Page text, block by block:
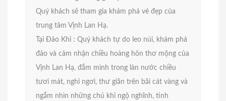
Quý khách sẽ tham gia khám phá vẻ đẹp của
trung tâm Vịnh Lan Hạ.
Tại Đảo Khỉ : Quý khách tự do leo núi, khám phá
đảo và cảm nhận chiều hoàng hôn thơ mộng của
Vịnh Lan Hạ, đắm mình trong làn nước chiều
tươi mát, nghỉ ngơi, thư giãn trên bãi cát vàng và
ngắm nhìn những chú khỉ ngộ nghĩnh, tinh